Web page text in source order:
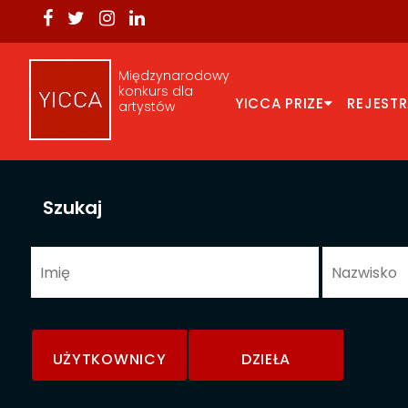
Międzynarodowy
konkurs dla
artystów
YICCA PRIZE
Szukaj
UŻYTKOWNICY DZIEŁA